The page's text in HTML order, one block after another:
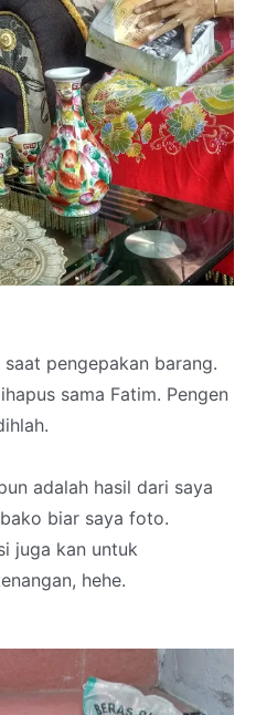
pengepakan barang.
sama Fatim. Pengen
adalah hasil dari saya
biar saya foto.
juga kan untuk
hehe.